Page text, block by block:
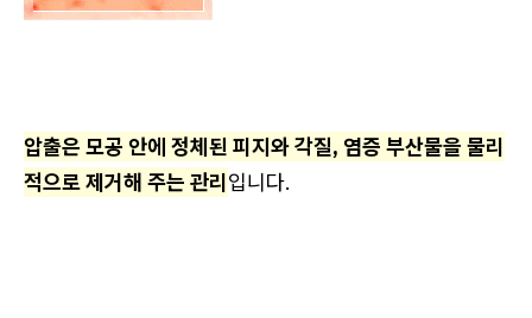
압출은 모공 안에 정체된 피지와 각질, 염증 부산물을 물리
적으로 제거해 주는 관리입니다.